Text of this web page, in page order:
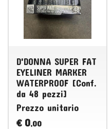
D'DONNA SUPER FAT
EYELINER MARKER
WATERPROOF [Conf.
da 48 pezzi]
Prezzo unitario
€ 0,00